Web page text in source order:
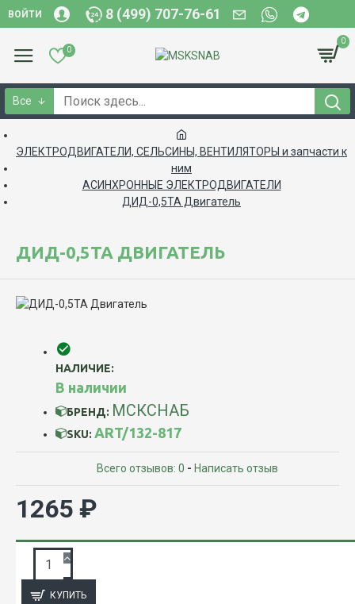
ВОЙТИ 8 (499) 707-76-61
0
0
Все
ЭЛЕКТРОДВИГАТЕЛИ, CЕЛЬСИНЫ, ВЕНТИЛЯТОРЫ и запчасти к
ним
АСИНХРОННЫЕ ЭЛЕКТРОДВИГАТЕЛИ
ДИД-0,5ТА Двигатель
ДИД-0,5ТА ДВИГАТЕЛЬ
НАЛИЧИЕ:
В наличии
БРЕНД: МСКСНАБ
SKU: ART/132-817
Всего отзывов: 0 - Написать отзыв
1265 ₽
КУПИТЬ